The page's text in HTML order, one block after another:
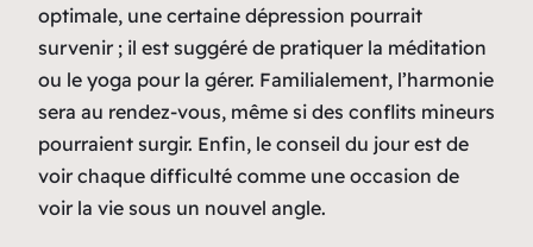
optimale, une certaine dépression pourrait
survenir ; il est suggéré de pratiquer la méditation
ou le yoga pour la gérer. Familialement, l’harmonie
sera au rendez-vous, même si des conflits mineurs
pourraient surgir. Enfin, le conseil du jour est de
voir chaque difficulté comme une occasion de
voir la vie sous un nouvel angle.